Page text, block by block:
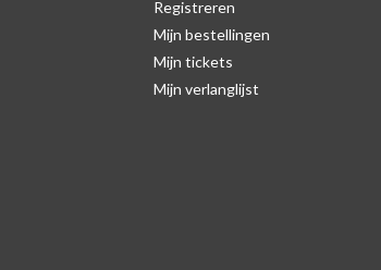
Registreren
Mijn bestellingen
Mijn tickets
Mijn verlanglijst